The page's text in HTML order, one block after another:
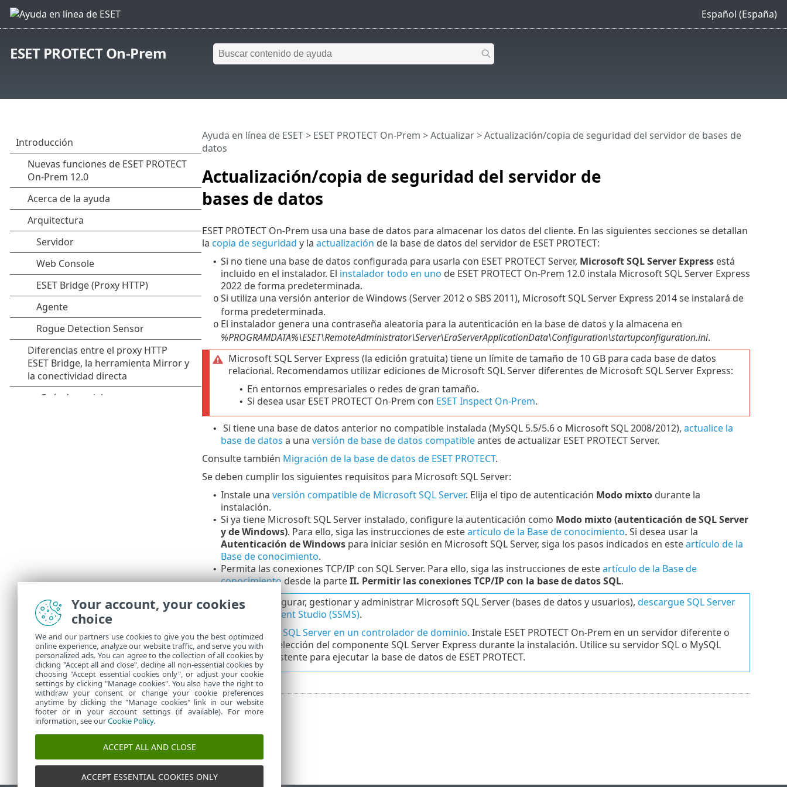
Español (España)
ESET PROTECT On-Prem
Actualización/copia de seguridad del servidor de
bases de datos
Ayuda en línea de ESET> ESET PROTECT On-Prem >Actualizar> Actualización/copia de seguridad del servidor de bases de
datos
ESET PROTECT On-Prem usa una base de datos para almacenar los datos del cliente. En las siguientes secciones se detallan
la copia de seguridad y la actualización de la base de datos del servidor de ESET PROTECT:
• Si no tiene una base de datos configurada para usarla con ESET PROTECT Server, Microsoft SQL Server Expressestá
incluido en el instalador. El instalador todo en uno de ESET PROTECT On-Prem 12.0 instala Microsoft SQL Server Express
2022 de forma predeterminada.
o Si utiliza una versión anterior de Windows (Server 2012 o SBS 2011), Microsoft SQL Server Express 2014 se instalará de
forma predeterminada.
o El instalador genera una contraseña aleatoria para la autenticación en la base de datos y la almacena en
%PROGRAMDATA%\ESET\RemoteAdministrator\Server\EraServerApplicationData\Configuration\startupconfiguration.ini.
Microsoft SQL Server Express (la edición gratuita) tiene un límite de tamaño de 10 GB para cada base de datos
relacional. Recomendamos utilizar ediciones de Microsoft SQL Server diferentes de Microsoft SQL Server Express:
• En entornos empresariales o redes de gran tamaño.
• Si desea usar ESET PROTECT On-Prem con ESET Inspect On-Prem.
• Si tiene una base de datos anterior no compatible instalada (MySQL 5.5/5.6 o Microsoft SQL 2008/2012), actualice la
base de datos a una versión de base de datos compatibleantes de actualizar ESET PROTECT Server.
Consulte también Migración de la base de datos de ESET PROTECT.
Se deben cumplir los siguientes requisitos para Microsoft SQL Server:
• Instale una versión compatible de Microsoft SQL Server. Elija el tipo de autenticación Modo mixtodurante la
instalación.
• Si ya tiene Microsoft SQL Server instalado, configure la autenticación como Modo mixto (autenticación de SQL Server
y de Windows). Para ello, siga las instrucciones de esteartículo de la Base de conocimiento. Si desea usar la
Autenticación de Windowspara iniciar sesión en Microsoft SQL Server, siga los pasos indicados en esteartículo de la
Base de conocimiento.
• Permita las conexiones TCP/IP con SQL Server. Para ello, siga las instrucciones de esteartículo de la Base de
conocimiento desde la parteII. Permitir las conexiones TCP/IP con la base de datos SQL.
• Para configurar, gestionar y administrar Microsoft SQL Server (bases de datos y usuarios), descargue SQL Server
Management Studio (SSMS).
No instale SQL Server en un controlador de dominio. Instale ESET PROTECT On-Prem en un servidor diferente o
anule la selección del componente SQL Server Express durante la instalación. Utilice su servidor SQL o MySQL
Server existente para ejecutar la base de datos de ESET PROTECT.
Your account, your cookies
choice
We and our partners use cookies to give you the best optimized
online experience, analyze our website traffic, and serve you with
personalized ads. You can agree to the collection of all cookies by
clicking "Accept all and close", decline all non-essential cookies by
choosing "Accept essential cookies only", or adjust your cookie
settings by clicking "Manage cookies". You also have the right to
withdraw your consent or change your cookie preferences
anytime by clicking the "Manage cookies" link in our website
footer or in your account settings (if available). For more
information, see ourCookie Policy.
ACCEPT ALL AND CLOSE
ACCEPT ESSENTIAL COOKIES ONLY